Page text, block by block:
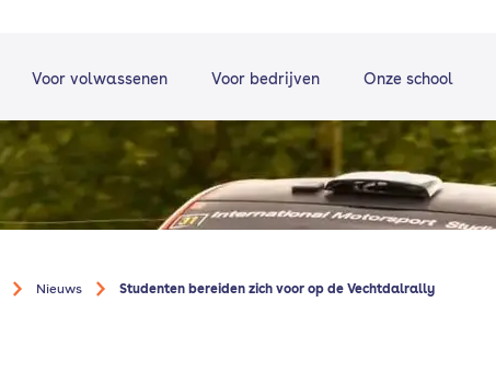
Voor volwassenen Voor bedrijven Onze school
Nieuws Studenten bereiden zich voor op de Vechtdalrally